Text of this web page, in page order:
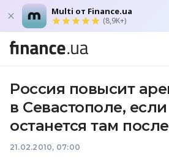
Multi от Finance.ua
(8,9K+)
Россия повысит
в Севастополе,
останется там
21.02.2010, 07:00